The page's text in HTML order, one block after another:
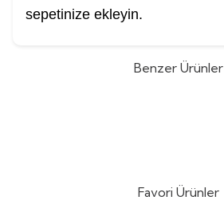
sepetinize ekleyin.
Benzer Ürünler
Favori Ürünler